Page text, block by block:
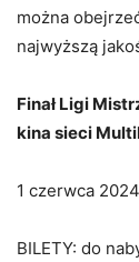
można
najwyższą
Finał Ligi
kina sieci
1 czerwca
BILETY: do